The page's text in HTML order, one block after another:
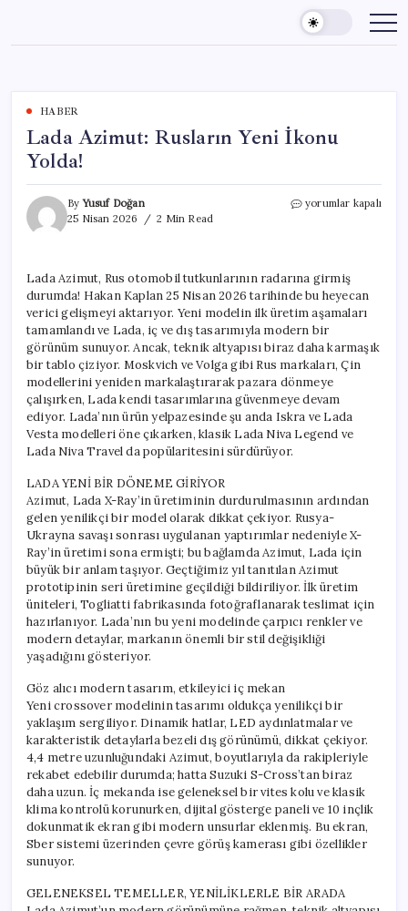
content
HABER
Lada Azimut: Rusların Yeni İkonu
Yolda!
ByYusuf Doğan
25 Nisan 2026
2 Min Read
Lada
Yolda!
için
yorumlar kapalı
Lada Azimut, Rus otomobil tutkunlarının radarına girmiş
durumda! Hakan Kaplan 25 Nisan 2026 tarihinde bu heyecan
verici gelişmeyi aktarıyor. Yeni modelin ilk üretim aşamaları
tamamlandı ve Lada, iç ve dış tasarımıyla modern bir
görünüm sunuyor. Ancak, teknik altyapısı biraz daha karmaşık
bir tablo çiziyor. Moskvich ve Volga gibi Rus markaları, Çin
modellerini yeniden markalaştırarak pazara dönmeye
çalışırken, Lada kendi tasarımlarına güvenmeye devam
ediyor. Lada’nın ürün yelpazesinde şu anda Iskra ve Lada
Vesta modelleri öne çıkarken, klasik Lada Niva Legend ve
Lada Niva Travel da popülaritesini sürdürüyor.
LADA YENİ BİR DÖNEME GİRİYOR
Azimut, Lada X-Ray’in üretiminin durdurulmasının ardından
gelen yenilikçi bir model olarak dikkat çekiyor. Rusya-
Ukrayna savaşı sonrası uygulanan yaptırımlar nedeniyle X-
Ray’in üretimi sona ermişti; bu bağlamda Azimut, Lada için
büyük bir anlam taşıyor. Geçtiğimiz yıl tanıtılan Azimut
prototipinin seri üretimine geçildiği bildiriliyor. İlk üretim
üniteleri, Togliatti fabrikasında fotoğraflanarak teslimat için
hazırlanıyor. Lada’nın bu yeni modelinde çarpıcı renkler ve
modern detaylar, markanın önemli bir stil değişikliği
yaşadığını gösteriyor.
Göz alıcı modern tasarım, etkileyici iç mekan
Yeni crossover modelinin tasarımı oldukça yenilikçi bir
yaklaşım sergiliyor. Dinamik hatlar, LED aydınlatmalar ve
karakteristik detaylarla bezeli dış görünümü, dikkat çekiyor.
4,4 metre uzunluğundaki Azimut, boyutlarıyla da rakipleriyle
rekabet edebilir durumda; hatta Suzuki S-Cross’tan biraz
daha uzun. İç mekanda ise geleneksel bir vites kolu ve klasik
klima kontrolü korunurken, dijital gösterge paneli ve 10 inçlik
dokunmatik ekran gibi modern unsurlar eklenmiş. Bu ekran,
Sber sistemi üzerinden çevre görüş kamerası gibi özellikler
sunuyor.
GELENEKSEL TEMELLER, YENİLİKLERLE BİR ARADA